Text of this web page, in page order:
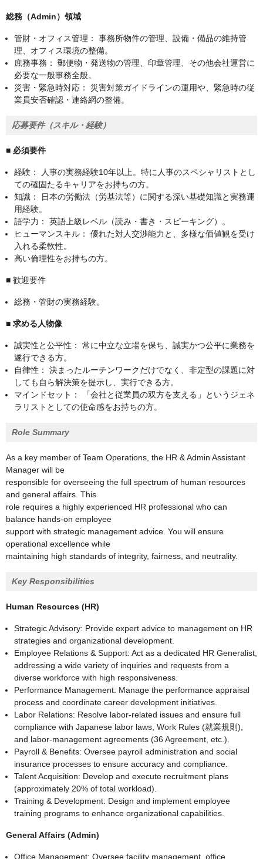
総務（Admin）領域
管財・オフィス管理： 事務所物件の管理、設備・備品の維持管
理、オフィス環境の整備。
庶務事務： 郵便物・発送物の管理、印章管理、その他会社運営に
必要な一般事務全般。
災害・緊急時対応： 災害対策ガイドラインの運用や、緊急時の従
業員安否確認・連絡網の整備。
応募要件（スキル・経験）
■ 必須要件
経験： 人事の実務経験10年以上。特に人事のスペシャリストとし
ての確固たるキャリアをお持ちの方。
知識： 日本の労働法（労基法等）に関する深い基礎知識と実務運
用経験。
語学力： 英語上級レベル（読み・書き・スピーキング）。
ヒューマンスキル： 優れた対人交渉能力と、多様な価値観を受け
入れる柔軟性。
高い倫理性をお持ちの方。
■ 歓迎要件
総務・管財の実務経験。
■ 求める人物像
誠実性と公平性： 常に中立な立場を保ち、誠実かつ公平に業務を
遂行できる方。
自律性： 決まったルーチンワークだけでなく、非定型の課題に対
しても自ら解決策を提示し、実行できる方。
マインドセット： 「会社と従業員の双方を支える」というジェネ
ラリストとしての使命感をお持ちの方。
Role Summary
As a key member of Team Operations, the HR & Admin Assistant
Manager will be
responsible for overseeing the full spectrum of human resources
and general affairs. This
role requires a highly experienced HR professional who can
balance hands-on employee
support with strategic management advice. You will ensure
operational excellence while
maintaining high standards of integrity, fairness, and neutrality.
Key Responsibilities
Human Resources (HR)
Strategic Advisory: Provide expert advice to management on HR
strategies and organizational development.
Employee Relations & Support: Act as a dedicated HR Generalist,
addressing a wide variety of inquiries and requests from a
diverse workforce with high responsiveness.
Performance Management: Manage the performance appraisal
process and coordinate career development initiatives.
Labor Relations: Resolve labor-related issues and ensure full
compliance with Japanese labor laws, Work Rules (就業規則),
and labor-management agreements (36 Agreement, etc.).
Payroll & Benefits: Oversee payroll administration and social
insurance processes to ensure accuracy and compliance.
Talent Acquisition: Develop and execute recruitment plans
(approximately 20% of total workload).
Training & Development: Design and implement employee
training programs to enhance organizational capabilities.
General Affairs (Admin)
Office Management: Oversee facility management, office